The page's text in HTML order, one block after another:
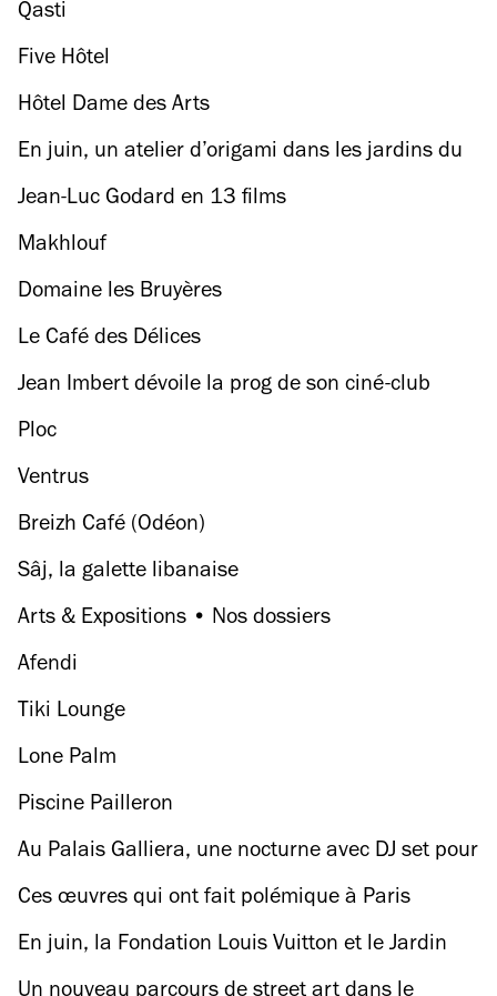
Qasti
Five Hôtel
Hôtel Dame des Arts
En juin, un atelier d’origami dans les jardins du
musée Delacroix
Jean-Luc Godard en 13 films
Makhlouf
Domaine les Bruyères
Le Café des Délices
Jean Imbert dévoile la prog de son ciné-club
dans la cour du Plaza Athénée
Ploc
Ventrus
Breizh Café (Odéon)
Sâj, la galette libanaise
Arts & Expositions • Nos dossiers
Afendi
Tiki Lounge
Lone Palm
Piscine Pailleron
Au Palais Galliera, une nocturne avec DJ set pour
visiter l'expo mode '1997'
Ces œuvres qui ont fait polémique à Paris
En juin, la Fondation Louis Vuitton et le Jardin
d’Acclimatation mettent les familles à l’honneur